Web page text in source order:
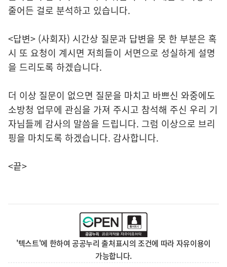
줄어든 걸로 분석하고 있습니다.
<답변> (사회자) 시간상 질문과 답변을 못 한 부분은 혹
시 또 요청이 계시면 저희들이 서면으로 성실하게 설명
을 드리도록 하겠습니다.
더 이상 질문이 없으면 질문을 마치고 바쁘신 와중에도
소방청 업무에 관심을 가져 주시고 참석해 주신 우리 기
자님들께 감사의 말씀을 드립니다. 그럼 이상으로 브리
핑을 마치도록 하겠습니다. 감사합니다.
<끝>
'텍스트'에 한하여 공공누리 출처표시의 조건에 따라 자유이용이
가능합니다.